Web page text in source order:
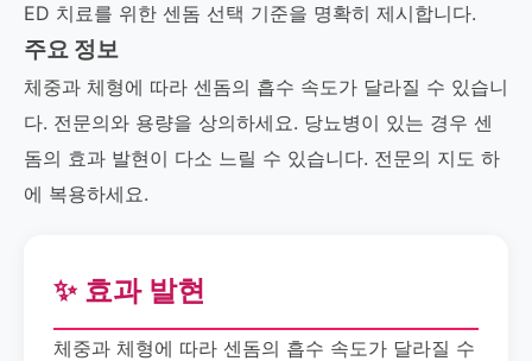
ED 치료를 위한 센돔 선택 기준을 명확히 제시합니다.
주요 정보
체중과 체형에 따라 센돔의 흡수 속도가 달라질 수 있습니
다. 전문의와 용량을 상의하세요. 당뇨병이 있는 경우 센
돔의 효과 발현이 다소 느릴 수 있습니다. 전문의 지도 하
에 복용하세요.
✨ 효과 발현
체중과 체형에 따라 센돔의 흡수 속도가 달라질 수